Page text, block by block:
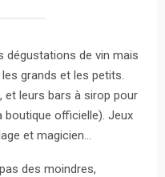
dégustations de vin mais
grands et les petits.
et leurs bars à sirop pour
boutique officielle). Jeux
et magicien…
des moindres,